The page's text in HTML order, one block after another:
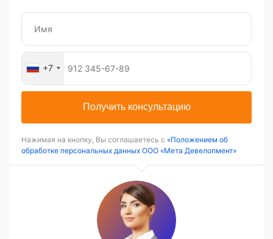
+7
Получить консультацию
Нажимая на кнопку, Вы соглашаетесь с «Положением об
обработке персональных данных ООО «Мета Девелопмент»